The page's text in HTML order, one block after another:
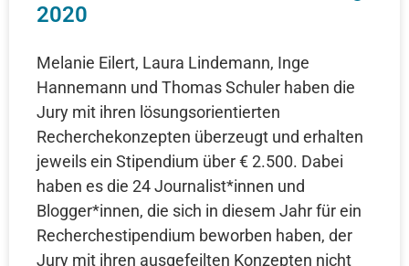
2020
Melanie Eilert, Laura Lindemann, Inge
Hannemann und Thomas Schuler haben die
Jury mit ihren lösungsorientierten
Recherchekonzepten überzeugt und erhalten
jeweils ein Stipendium über € 2.500. Dabei
haben es die 24 Journalist*innen und
Blogger*innen, die sich in diesem Jahr für ein
Recherchestipendium beworben haben, der
Jury mit ihren ausgefeilten Konzepten nicht